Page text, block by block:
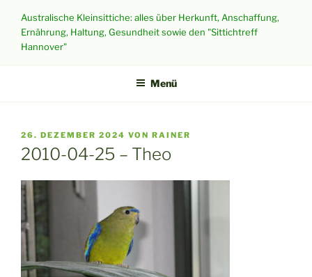
Inhalt
springen
Australische Kleinsittiche: alles über Herkunft, Anschaffung,
Ernährung, Haltung, Gesundheit sowie den "Sittichtreff
Hannover"
Menü
VERÖFFENTLICHT
AM
26. DEZEMBER 2024 VON RAINER
2010-04-25 – Theo